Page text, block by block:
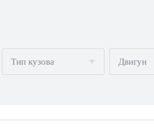
Тип кузова Двигун